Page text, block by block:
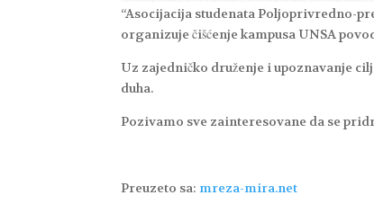
“Asocijacija studenata Poljoprivredno-
organizuje čišćenje kampusa UNSA
Uz zajedničko druženje i upoznavanje
duha.
Pozivamo sve zainteresovane da se
Preuzeto sa:mreza-mira.net